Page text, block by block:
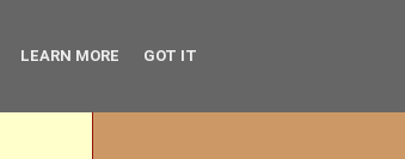
LEARN MORE GOT IT